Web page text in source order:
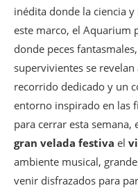
inédita donde la ciencia y
este marco, el Aquarium
donde peces
supervivientes se
recorrido dedicado y un
entorno inspirado en las
para cerrar esta
gran velada festiva el
ambiente musical,
venir disfrazados para